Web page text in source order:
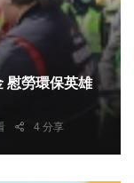
慰勞環保英雄
4 分享